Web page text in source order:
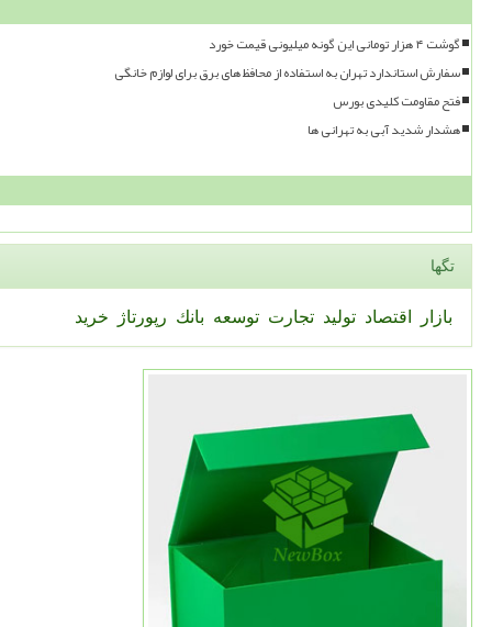
گوشت ۴ هزار تومانی این گونه میلیونی قیمت خورد
سفارش استاندارد تهران به استفاده از محافظ های برق برای لوازم خانگی
فتح مقاومت کلیدی بورس
هشدار شدید آبی به تهرانی ها
تگها
بازار اقتصاد تولید تجارت توسعه بانك رپورتاژ خرید